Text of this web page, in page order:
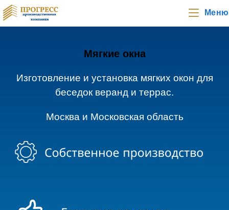
Меню
Мягкие окна
Изготовление и установка мягких окон для
беседок веранд и террас.
Москва и Московская область